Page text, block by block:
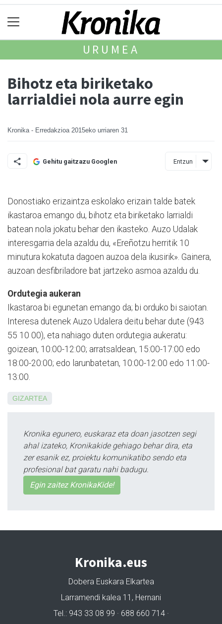
URUMEA
Bihotz eta biriketako
larrialdiei nola aurre egin
Kronika - Erredakzioa 2015eko urriaren 31
Gehitu gaitzazu Googlen Entzun
Donostiako erizaintza eskolako erizain talde batek
ikastaroa emango du, bihotz eta biriketako larrialdi
batean nola jokatu behar den ikasteko. Auzo Udalak
interesgarria dela azaldu du, «Ereñotzu herritik 10
minutura kokatuta dagoen auzoa dela ikusirik». Gainera,
auzoan desfibriladore bat jartzeko asmoa azaldu du.
Ordutegia aukeran
Ikastaroa bi egunetan emango da; bi orduko bi saiotan.
Interesa dutenek Auzo Udalera deitu behar dute (943
55 10 00), eta nahiago duten ordutegia aukeratu:
goizean, 10:00-12:00; arratsaldean, 15:00-17:00 edo
18:00-20:00; edo larunbatetan, 10:00-12:00 edo 11:00-
13:00.
GIZARTEA
Kronika egunero, euskaraz eta doan jasotzen segi
ahal izateko, Kronikakide gehiago behar dira, eta
zer esanik ez, proiektu komunikatibo sendo eta
profesional bat garatu nahi badugu.
Egin zaitez KronikaKide!
Kronika.eus
Dobera Euskara Elkartea
Larramendi kalea 11, Hernani
Tel.: 943 33 08 99 · 688 660 714 ·